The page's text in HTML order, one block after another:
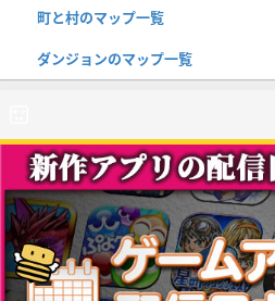
町と村のマップ一覧
ダンジョンのマップ一覧